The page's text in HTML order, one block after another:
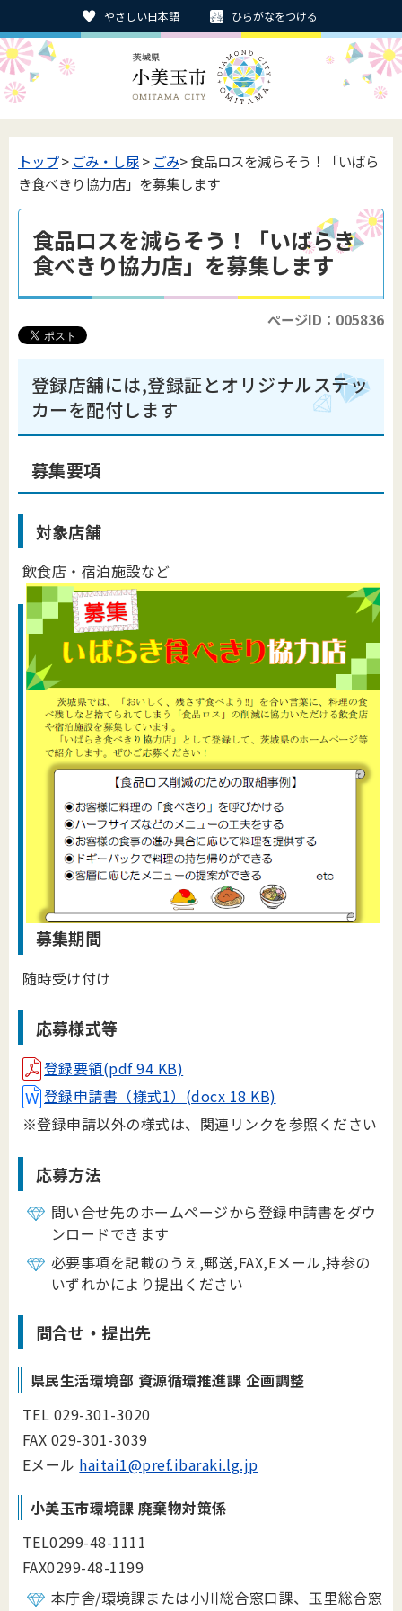
やさしい日本語 ひらがなをつける
トップ> ごみ・し尿> ごみ> 食品ロスを減らそう！「いばら
き食べきり協力店」を募集します
食品ロスを減らそう！「いばらき
食べきり協力店」を募集します
ページID：005836
登録店舗には,登録証とオリジナルステッ
カーを配付します
募集要項
対象店舗
飲食店・宿泊施設など
募集期間
随時受け付け
応募様式等
登録要領(pdf 94 KB)
登録申請書（様式1）(docx 18 KB)
※登録申請以外の様式は、関連リンクを参照ください
応募方法
問い合せ先のホームページから登録申請書をダウ
ンロードできます
必要事項を記載のうえ,郵送,FAX,Eメール,持参の
いずれかにより提出ください
問合せ・提出先
県民生活環境部 資源循環推進課 企画調整
TEL 029-301-3020
FAX 029-301-3039
Eメール haitai1@pref.ibaraki.lg.jp
小美玉市環境課 廃棄物対策係
TEL0299-48-1111
FAX0299-48-1199
本庁舎/環境課または小川総合窓口課、玉里総合窓